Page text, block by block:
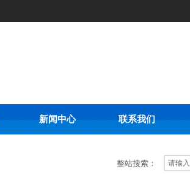
新闻中心 联系我们
整站搜索：